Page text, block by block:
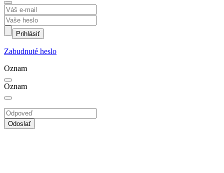
Prihlásiť
Zabudnuté heslo
Oznam
Oznam
Odoslať